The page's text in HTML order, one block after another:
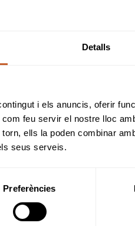
Detalls
i els anuncis, oferir
feu servir el nostre lloc
ells la poden combinar
seus serveis.
Preferències
el servei o les
en els casos en què
seus Drets a
a més d'acudir a
la direcció del
per a les
incloses per a